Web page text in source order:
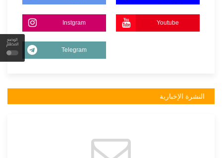
الوضع
المظلم
Instgram Youtube
Telegram
النشرة الإخبارية